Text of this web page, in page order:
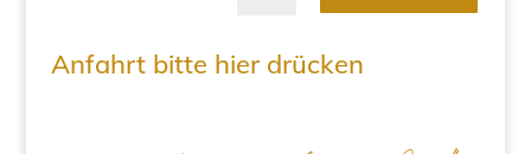
Anfahrt bitte hier drücken